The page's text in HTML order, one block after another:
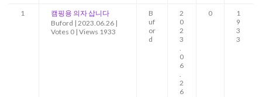
1
캠핑용 의자 삽니다
Buford | 2023.06.26 |
Votes 0 | Views 1933
B
uf
or
d
2
0
2
3
.
0
6
.
2
6
0
1
9
3
3